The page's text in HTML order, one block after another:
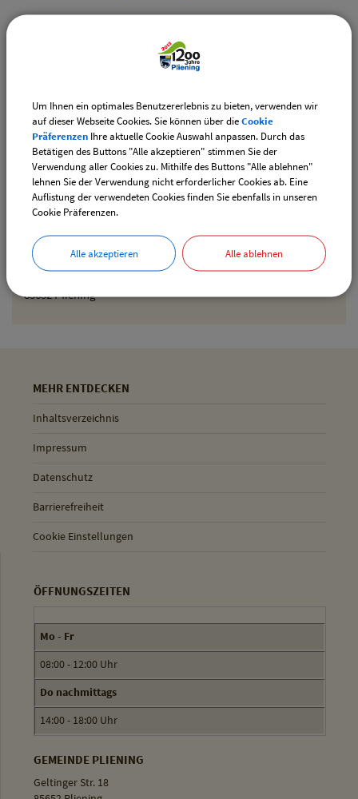
Gemeinde Pliening
Geltinger Str. 18
85652 Pliening
Den gewählten Termin als VCS-Kalenderdatei
Den gewählten Termin als iCal-Kalenderdatei
downloaden
Drucken
MEHR ENTDECKEN
Inhaltsverzeichnis
Impressum
Datenschutz
Barrierefreiheit
Cookie Einstellungen
ÖFFNUNGSZEITEN
Mo - Fr
08:00 - 12:00 Uhr
Do nachmittags
14:00 - 18:00 Uhr
GEMEINDE PLIENING
Geltinger Str. 18
Um Ihnen ein optimales Benutzererlebnis zu bieten, verwenden wir
auf dieser Webseite Cookies. Sie können über dieCookie
Präferenzen Ihre aktuelle Cookie Auswahl anpassen. Durch das
Betätigen des Buttons "Alle akzeptieren" stimmen Sie der
Verwendung aller Cookies zu. Mithilfe des Buttons "Alle ablehnen"
lehnen Sie der Verwendung nicht erforderlicher Cookies ab. Eine
Auflistung der verwendeten Cookies finden Sie ebenfalls in unseren
Cookie Präferenzen.
Alle akzeptieren Alle ablehnen